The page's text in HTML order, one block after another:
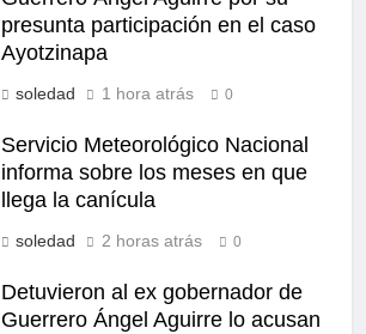
presunta participación en el caso
Ayotzinapa
soledad 1 hora atrás 0
Servicio Meteorológico Nacional
informa sobre los meses en que
llega la canícula
soledad 2 horas atrás 0
Detuvieron al ex gobernador de
Guerrero Ángel Aguirre lo acusan